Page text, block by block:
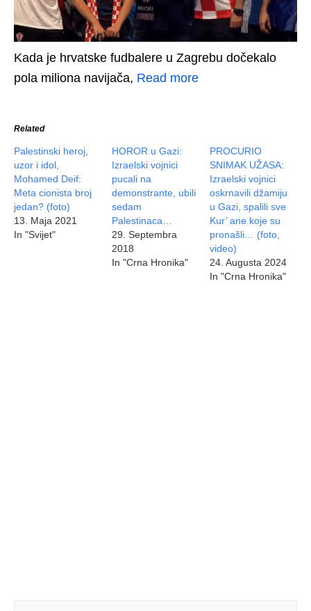
Kada je hrvatske fudbalere u Zagrebu dočekalo
pola miliona navijača, Read more
Related
Palestinski heroj,
uzor i idol,
Mohamed Deif:
Meta cionista broj
jedan? (foto)
13. Maja 2021
In "Svijet"
HOROR u Gazi:
Izraelski vojnici
pucali na
demonstrante, ubili
sedam
Palestinaca…
29. Septembra
2018
In "Crna Hronika"
PROCURIO
SNIMAK UŽASA:
Izraelski vojnici
oskrnavili džamiju
u Gazi, spalili sve
Kur’ ane koje su
pronašli… (foto,
video)
24. Augusta 2024
In "Crna Hronika"